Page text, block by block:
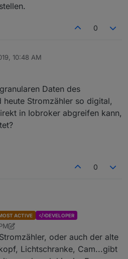
0
10:48 AM
Daten des
heute Stromzähler so digital,
in Iobroker abgreifen kann,
0
granularen Daten des
heute Stromzähler so digital,
direkt in Iobroker abgreifen kann,
ACTIVE DEVELOPER
2019, 3:57 PM
oder auch der alte
Lichtschranke, Cam...gibt